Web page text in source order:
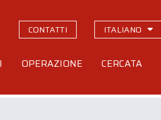
CONTATTI ITALIANO
OPERAZIONE CERCATA